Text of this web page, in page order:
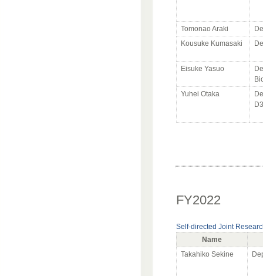
Tomonao Araki
Kousuke Kumasaki
Eisuke Yasuo
Yuhei Otaka
D3
FY2022
Self-directed Joint
Name
Takahiko Sekine